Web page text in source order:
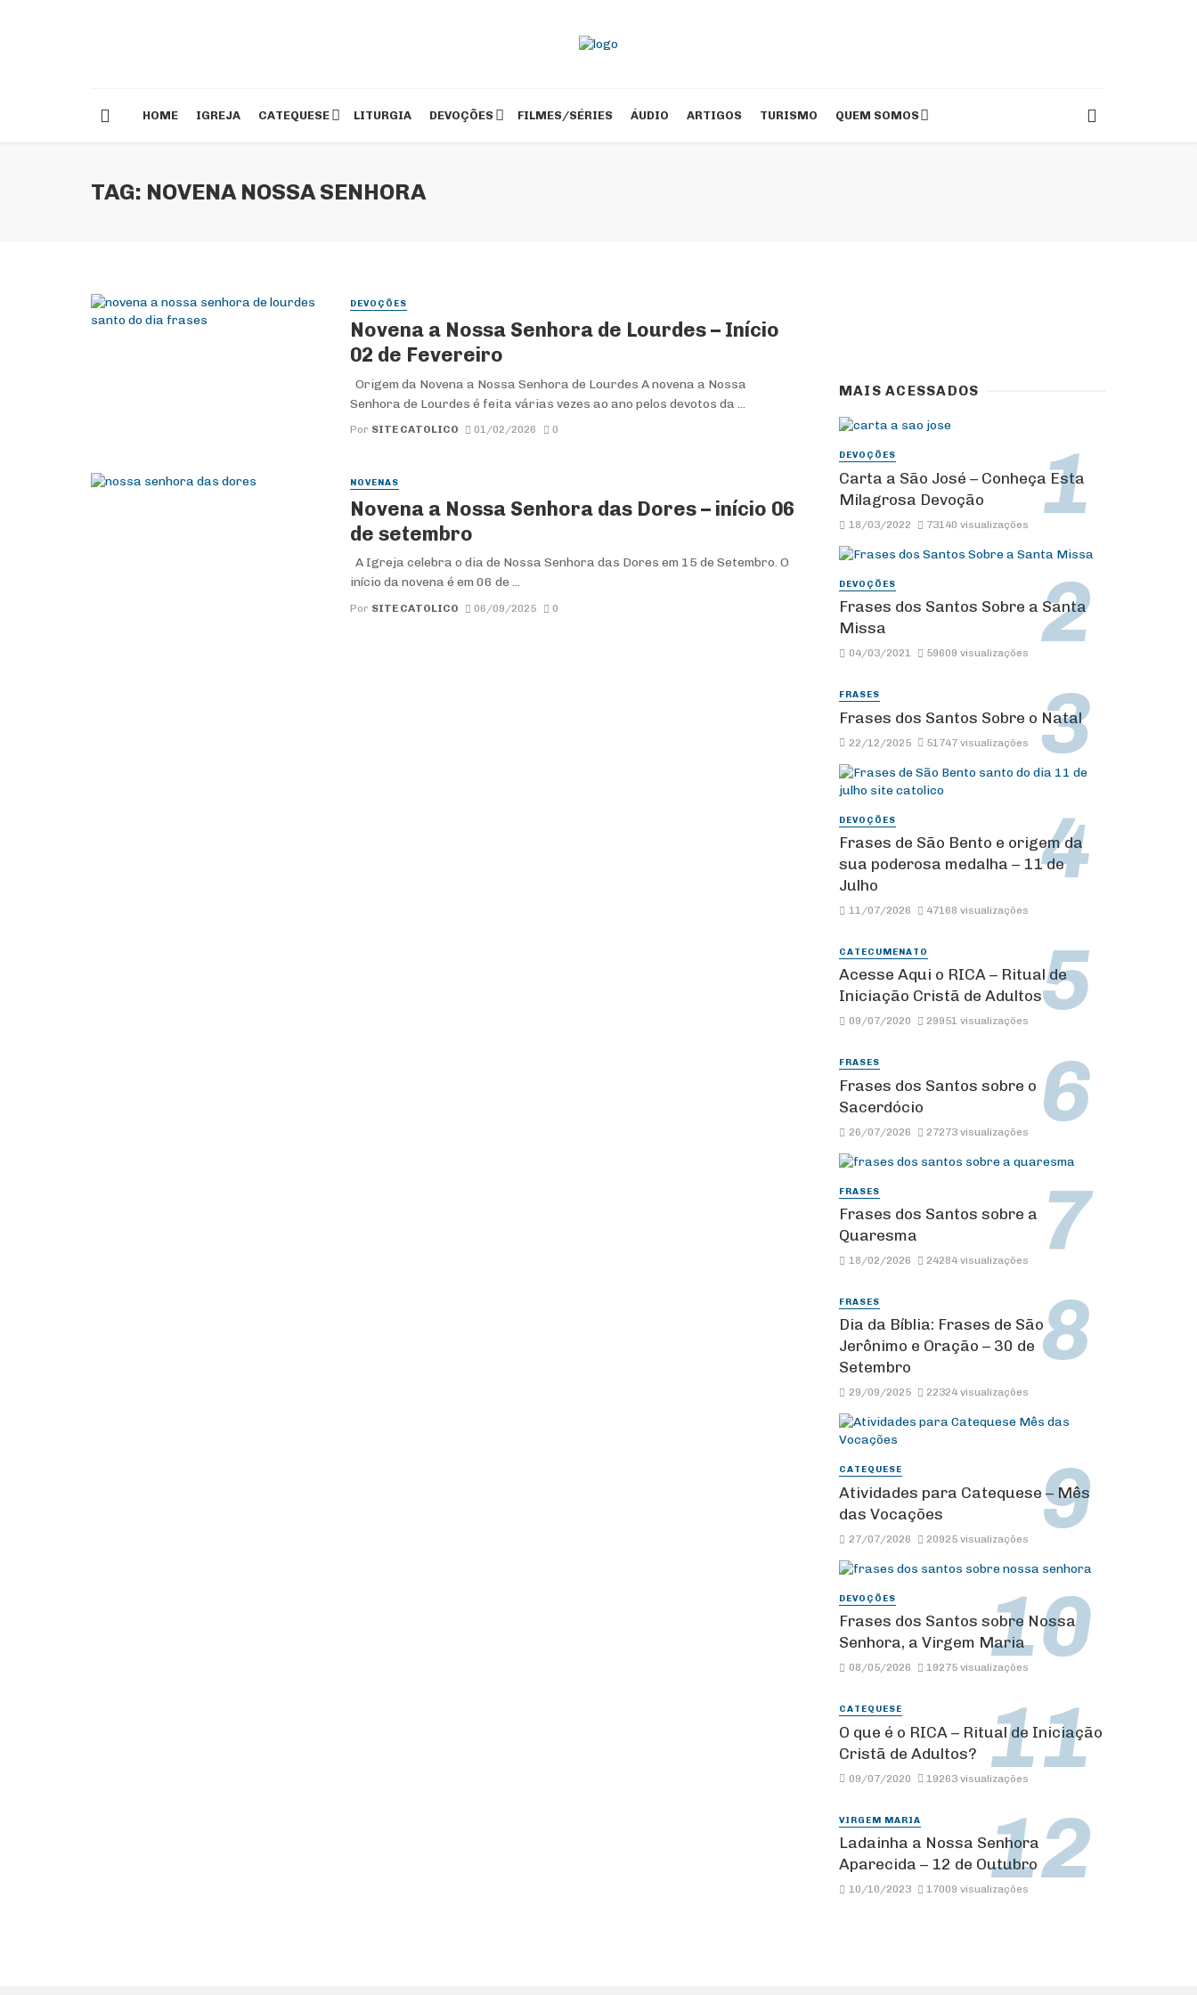
HOME IGREJA CATEQUESE LITURGIA DEVOÇÕES FILMES/SÉRIES ÁUDIO ARTIGOS TURISMO QUEM SOMOS
TAG: NOVENA NOSSA SENHORA
DEVOÇÕES
Novena a Nossa Senhora de Lourdes – Início
02 de Fevereiro
Origem da Novena a Nossa Senhora de Lourdes A novena a Nossa
Senhora de Lourdes é feita várias vezes ao ano pelos devotos da ...
Por SITE CATOLICO 01/02/2026 0
NOVENAS
Novena a Nossa Senhora das Dores – início 06
de setembro
A Igreja celebra o dia de Nossa Senhora das Dores em 15 de Setembro. O
início da novena é em 06 de ...
Por SITE CATOLICO 06/09/2025 0
MAIS ACESSADOS
DEVOÇÕES
Carta a São José – Conheça Esta
Milagrosa Devoção
18/03/2022 73140 visualizações
DEVOÇÕES
Frases dos Santos Sobre a Santa
Missa
04/03/2021 59609 visualizações
FRASES
Frases dos Santos Sobre o Natal
22/12/2025 51747 visualizações
DEVOÇÕES
Frases de São Bento e origem da
sua poderosa medalha – 11 de
Julho
11/07/2026 47168 visualizações
CATECUMENATO
Acesse Aqui o RICA – Ritual de
Iniciação Cristã de Adultos
09/07/2020 29951 visualizações
FRASES
Frases dos Santos sobre o
Sacerdócio
26/07/2026 27273 visualizações
FRASES
Frases dos Santos sobre a
Quaresma
18/02/2026 24284 visualizações
FRASES
Dia da Bíblia: Frases de São
Jerônimo e Oração – 30 de
Setembro
29/09/2025 22324 visualizações
CATEQUESE
Atividades para Catequese – Mês
das Vocações
27/07/2026 20925 visualizações
DEVOÇÕES
Frases dos Santos sobre Nossa
Senhora, a Virgem Maria
08/05/2026 19275 visualizações
CATEQUESE
O que é o RICA – Ritual de Iniciação
Cristã de Adultos?
09/07/2020 19263 visualizações
VIRGEM MARIA
Ladainha a Nossa Senhora
Aparecida – 12 de Outubro
10/10/2023 17009 visualizações